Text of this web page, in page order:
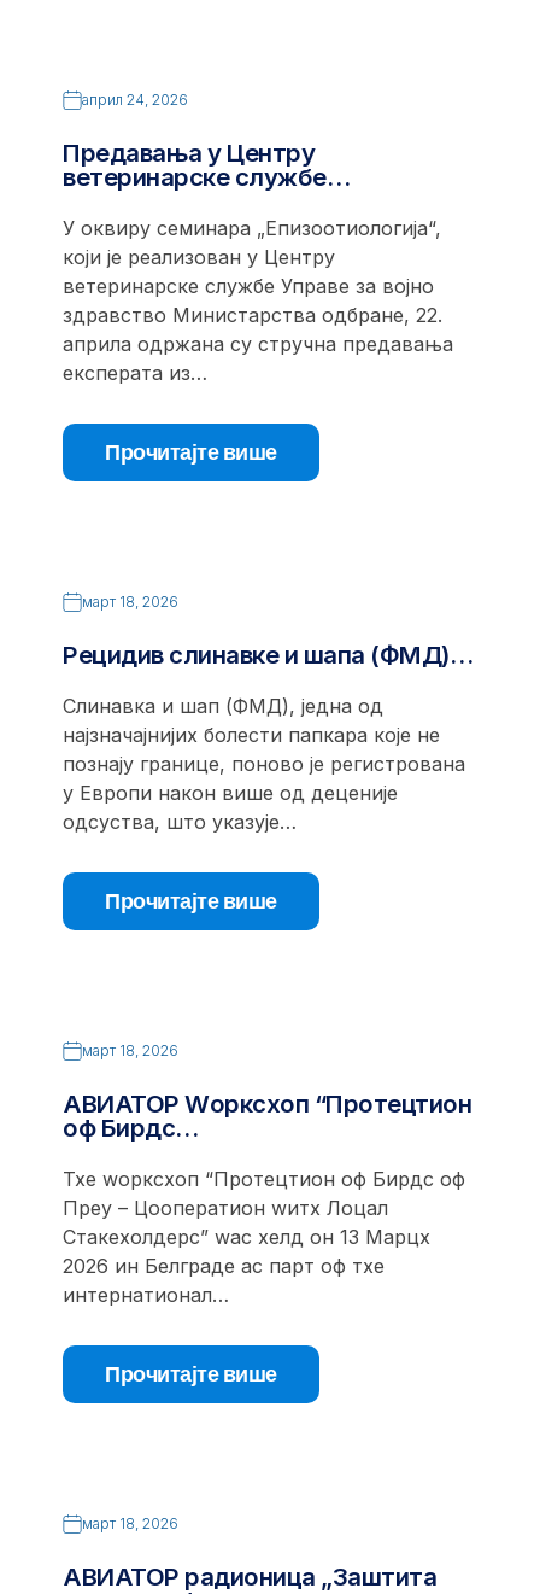
април 24, 2026
Предавања у Центру
ветеринарске службе…
У оквиру семинара „Епизоотиологија“,
који је реализован у Центру
ветеринарске службе Управе за војно
здравство Министарства одбране, 22.
априла одржана су стручна предавања
експерата из…
Прочитајте више
март 18, 2026
Рецидив слинавке и шапа (ФМД)…
Слинавка и шап (ФМД), једна од
најзначајнијих болести папкара које не
познају границе, поново је регистрована
у Европи након више од деценије
одсуства, што указује…
Прочитајте више
март 18, 2026
АВИАТОР Wорксхоп “Протецтион
оф Бирдс…
Тхе wорксхоп “Протецтион оф Бирдс оф
Преy – Цооператион wитх Лоцал
Стакехолдерс” wас хелд он 13 Марцх
2026 ин Белграде ас парт оф тхе
интернатионал…
Прочитајте више
март 18, 2026
АВИАТОР радионица „Заштита